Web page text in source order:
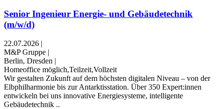
Senior Ingenieur Energie- und Gebäudetechnik
(m/w/d)
22.07.2026 |
M&P Gruppe |
Berlin, Dresden |
Homeoffice möglich,Teilzeit,Vollzeit
Wir gestalten Zukunft auf dem höchsten digitalen Niveau – von der
Elbphilharmonie bis zur Antarktisstation. Über 350 Expert:innen
entwickeln bei uns innovative Energiesysteme, intelligente
Gebäudetechnik ..